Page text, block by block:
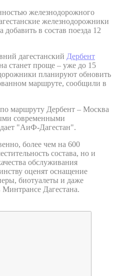
железнодорожного
железнодорожники
в состав поезда 12
дагестанский Дербент
станет проще – уже до 15
планируют обновить
маршруте, сообщили в
маршруту Дербент – Москва
современными
"АиФ-Дагестан".
более чем на 600
состава, но и
обслуживания
оценят оснащение
биотуалеты и даже
Дагестана.